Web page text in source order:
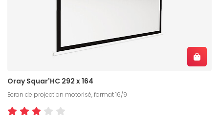
Oray Squar'HC 292 x 164
Ecran de projection motorisé, format 16/9